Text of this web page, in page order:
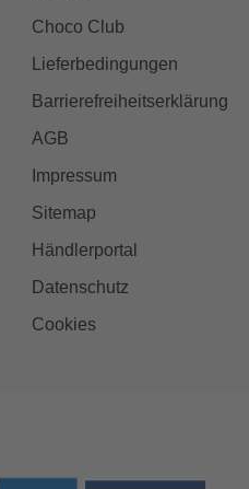
Choco Club
Lieferbedingungen
Barrierefreiheitserklärung
AGB
Impressum
Sitemap
Händlerportal
Datenschutz
Cookies